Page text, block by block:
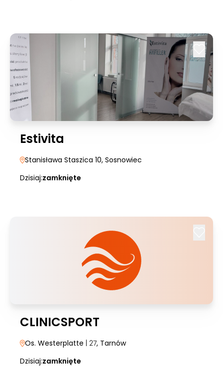
Estivita
Stanisława Staszica 10, Sosnowiec
Dzisiaj:zamknięte
CLINICSPORT
Os. Westerplatte | 27, Tarnów
Dzisiaj:zamknięte